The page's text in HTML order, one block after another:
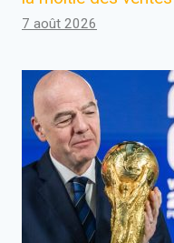
7 août 2026